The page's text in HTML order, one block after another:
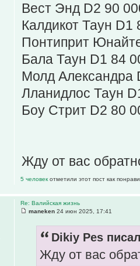
Вест Энд D2 90
Калдикот Таун D1
Понтиприт
Бала Таун D1 84
Молд Александра
Лланидлос Таун
Боу Стрит D2 80
Жду от вас
5 человекотметили этот пост как
Re: Валийская жизнь
maneken 24 июн 2025, 17:41
Dikiy Pes
Жду от вас